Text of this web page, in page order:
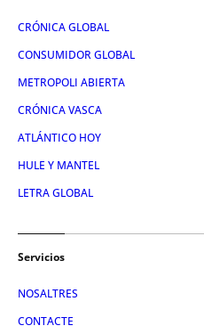
CRÓNICA GLOBAL
CONSUMIDOR GLOBAL
METROPOLI ABIERTA
CRÓNICA VASCA
ATLÁNTICO HOY
HULE Y MANTEL
LETRA GLOBAL
Servicios
NOSALTRES
CONTACTE